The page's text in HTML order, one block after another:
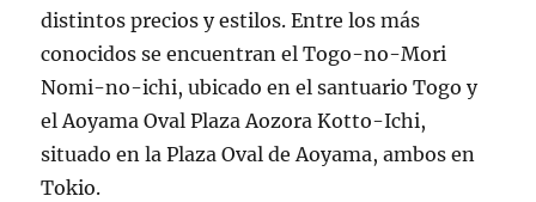
distintos precios y estilos. Entre los más
conocidos se encuentran el Togo-no-Mori
Nomi-no-ichi, ubicado en el santuario Togo y
el Aoyama Oval Plaza Aozora Kotto-Ichi,
situado en la Plaza Oval de Aoyama, ambos en
Tokio.